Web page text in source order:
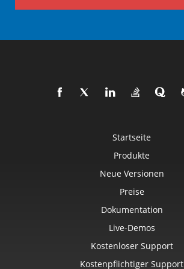
Startseite
Produkte
Neue Versionen
Preise
Dokumentation
Live-Demos
Kostenloser Support
Kostenpflichtiger Support